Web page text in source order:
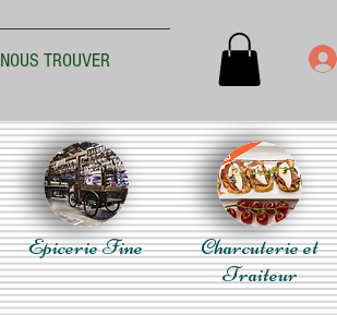
NOUS TROUVER
Epicerie Fine
Charcuterie et
Traiteur